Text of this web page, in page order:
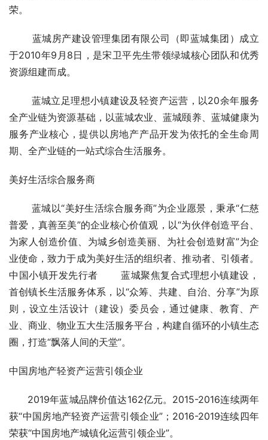
荣。
蓝城房产建设管理集团有限公司（即蓝城集团）成立
于2010年9月8日，是宋卫平先生带领绿城核心团队和优秀
资源组建而成。
蓝城立足理想小镇建设及轻资产运营，以20余年服务
全产业链为资源基础，以蓝城农业、蓝城颐养、蓝城健康为
服务产业核心，提供以房地产产品开发为依托的全生命周
期、全产业链的一站式综合生活服务。
美好生活综合服务商
蓝城以“美好生活综合服务商”为企业愿景，秉承“仁慈
普爱，真善至美”的企业核心价值观，以“为伙伴创造平台、
为家人创造价值、为城乡创造美丽、为社会创造财富”为企
业使命，致力于成为美好生活的组织者、推动者、引领者。
中国小镇开发先行者       蓝城聚焦复合式理想小镇建设，
首创镇长生活服务体系，以“众筹、共建、自治、分享”为原
则，设立生活设计（建设）委员会，通过健康、教育、产
业、商业、物业五大生活服务平台，构建自循环的小镇生态
圈，打造“飘落人间的天堂”。
中国房地产轻资产运营引领企业
获“中国房地产轻资产运营引领企业”；2016-2019连续四年
荣获“中国房地产城镇化运营引领企业”。